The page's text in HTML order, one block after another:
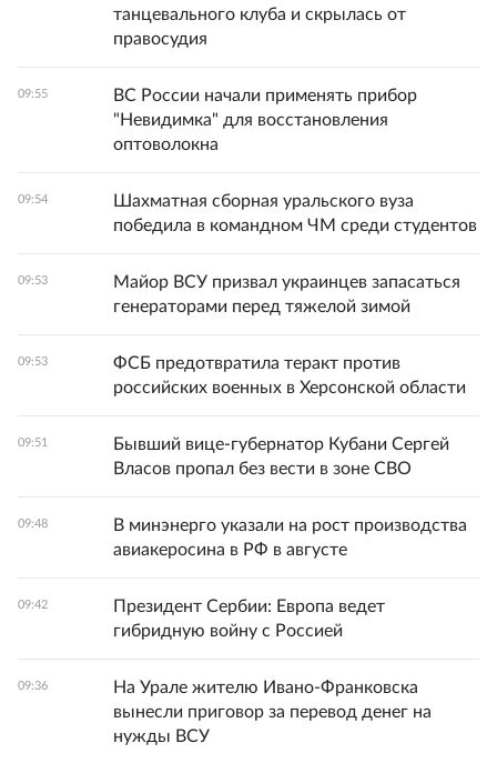
танцевального клуба и скрылась от
правосудия
09:55
ВС России начали применять прибор
"Невидимка" для восстановления
оптоволокна
09:54
Шахматная сборная уральского вуза
победила в командном ЧМ среди студентов
09:53
Майор ВСУ призвал украинцев запасаться
генераторами перед тяжелой зимой
09:53
ФСБ предотвратила теракт против
российских военных в Херсонской области
09:51
Бывший вице‑губернатор Кубани Сергей
Власов пропал без вести в зоне СВО
09:48
В минэнерго указали на рост производства
авиакеросина в РФ в августе
09:42
Президент Сербии: Европа ведет
гибридную войну с Россией
09:36
На Урале жителю Ивано-Франковска
вынесли приговор за перевод денег на
нужды ВСУ